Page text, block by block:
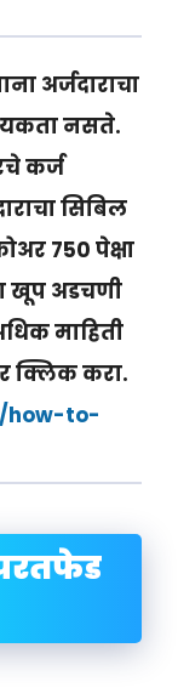
अर्जदाराचा
नसते.
कर्ज
सिबिल
750 पेक्षा
खूप अडचणी
माहिती
क्लिक करा.
how-to-